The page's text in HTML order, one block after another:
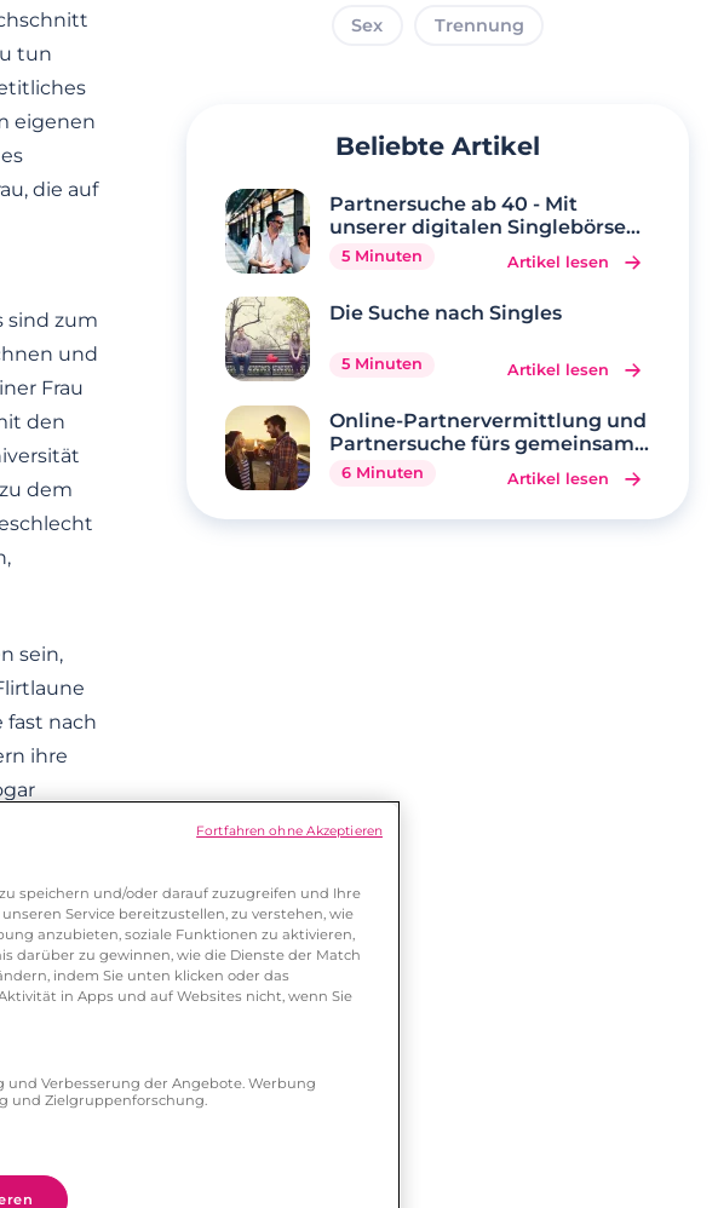
tun
eigenen
die auf
sind zum
und
Frau
den
dem
sein,
fast nach
ihre
freche
um
Beine
das
Sex Trennung
Beliebte Artikel
Partnersuche ab 40 - Mit
unserer digitalen Singlebörse
wird Ihr Traum wahr
5 Minuten Artikel lesen
Die Suche nach Singles
5 Minuten Artikel lesen
Online-Partnervermittlung und
Partnersuche fürs gemeinsame
Glück
6 Minuten Artikel lesen
speichern und/oder darauf zuzugreifen und Ihre
Service bereitzustellen, zu verstehen, wie
anzubieten, soziale Funktionen zu aktivieren,
darüber zu gewinnen, wie die Dienste der Match
indem Sie unten klicken oder das
in Apps und auf Websites nicht, wenn Sie
Verbesserung der Angebote. Werbung
und Zielgruppenforschung.
Fortfahren ohne Akzeptieren